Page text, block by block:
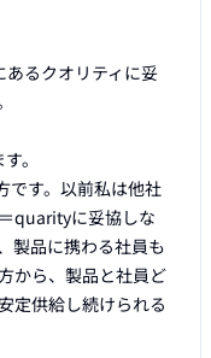
るクオリティに妥
。
です。以前私は他社
quarityに妥協しな
製品に携わる社員も
から、製品と社員ど
定供給し続けられる